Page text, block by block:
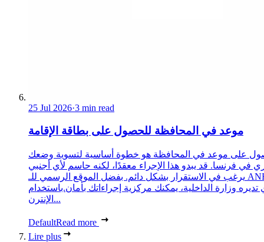
25 Jul 2026·3 min read
موعد في المحافظة للحصول على بطاقة الإقامة
على موعد في المحافظة هو خطوة أساسية لتسوية وضعك
في فرنسا. قد يبدو هذا الإجراء معقدًا، لكنه حاسم لأي أجنبي
يرغب في الاستقرار بشكل دائم. بفضل الموقع الرسمي للـ ANEF،
تديره وزارة الداخلية، يمكنك مركزية إجراءاتك بأمان.باستخدام
الإنترن...
DefaultRead more
Lire plus